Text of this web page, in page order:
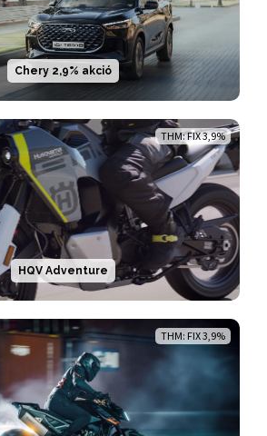
Chery 2,9% akció
THM: FIX 3,9%
HQV Adventure
THM: FIX 3,9%